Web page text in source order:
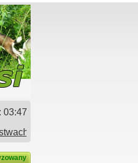
03:47
agrotyrystycznych